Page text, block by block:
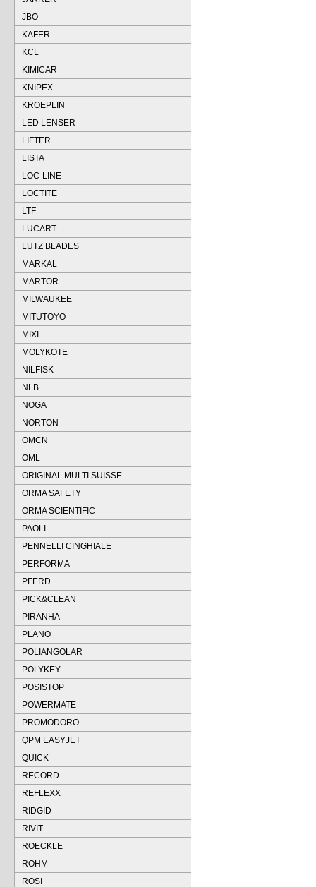
JBO
KAFER
KCL
KIMICAR
KNIPEX
KROEPLIN
LED LENSER
LIFTER
LISTA
LOC-LINE
LOCTITE
LTF
LUCART
LUTZ BLADES
MARKAL
MARTOR
MILWAUKEE
MITUTOYO
MIXI
MOLYKOTE
NILFISK
NLB
NOGA
NORTON
OMCN
OML
ORIGINAL MULTI SUISSE
ORMA SAFETY
ORMA SCIENTIFIC
PAOLI
PENNELLI CINGHIALE
PERFORMA
PFERD
PICK&CLEAN
PIRANHA
PLANO
POLIANGOLAR
POLYKEY
POSISTOP
POWERMATE
PROMODORO
QPM EASYJET
QUICK
RECORD
REFLEXX
RIDGID
RIVIT
ROECKLE
ROHM
ROSI